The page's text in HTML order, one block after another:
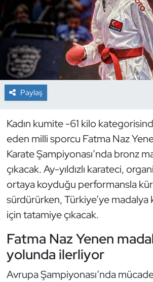
Paylaş
Kadın kumite -61 kilo
eden milli sporcu Fatma Naz
Karate Şampiyonası’nda bronz
çıkacak. Ay-yıldızlı karateci,
ortaya koyduğu performansla
sürdürürken, Türkiye’ye madalya
için tatamiye çıkacak.
Fatma Naz Yenen
yolunda ilerliyor
Avrupa Şampiyonası’nda
Çim Hokeyi
Cimnastik
Curling
Dağcılık
Dövüş Sanatı
E-Spor
Eskrim
Futbol
Futsal